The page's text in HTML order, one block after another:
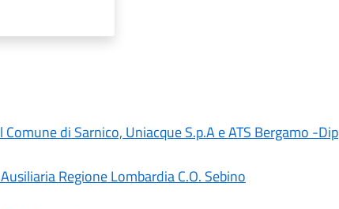
di Sarnico, Uniacque S.p.A e ATS Bergamo -Dip
Regione Lombardia C.O. Sebino